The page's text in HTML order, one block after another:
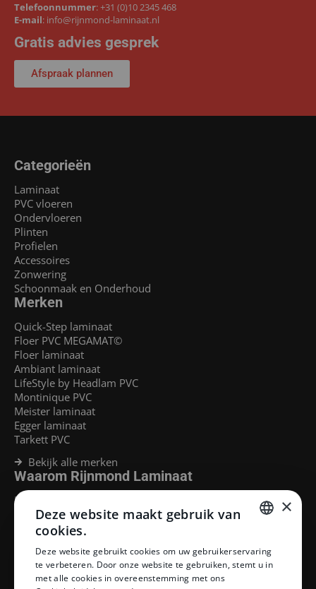
Telefoonnummer:+31 (0)10 2345 468
E-mail: info@rijnmond-laminaat.nl
Gratis advies gesprek
Afspraak plannen
Categorieën
Laminaat
PVC vloeren
Ondervloeren
Plinten
Profielen
Accessoires
Zonwering
Schoonmaak en Onderhoud
Merken
Quick-Step laminaat
Floer PVC MEGAMAT©
Floer laminaat
Ambiant laminaat
LifeStyle by Headlam PVC
Montinique PVC
Meister laminaat
Egger laminaat
Tarkett PVC
Bekijk alle merken
Waarom Rijnmond Laminaat
Legservice
Laminaat Capelle aan den Ijssel
Laminaat voor vloerverwarming
Klantenservice
Betaalmethoden
DUTCH
×
Deze website maakt gebruik van
cookies.
Deze website gebruikt cookies om uw gebruikerservaring
te verbeteren. Door onze website te gebruiken, stemt u in
met alle cookies in overeenstemming met ons